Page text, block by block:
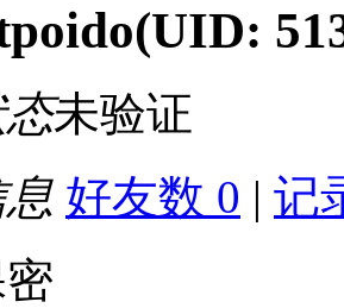
(UID:
未验证
好友数 0 | 记